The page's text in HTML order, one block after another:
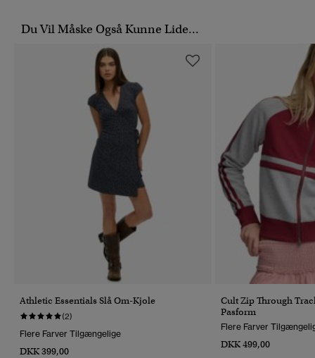
Du Vil Måske Også Kunne Lide...
Athletic Essentials Slå Om-Kjole
(2)
Flere Farver Tilgængelige
DKK 399,00
Cult Zip Through
Pasform
Flere Farver
DKK 499,00